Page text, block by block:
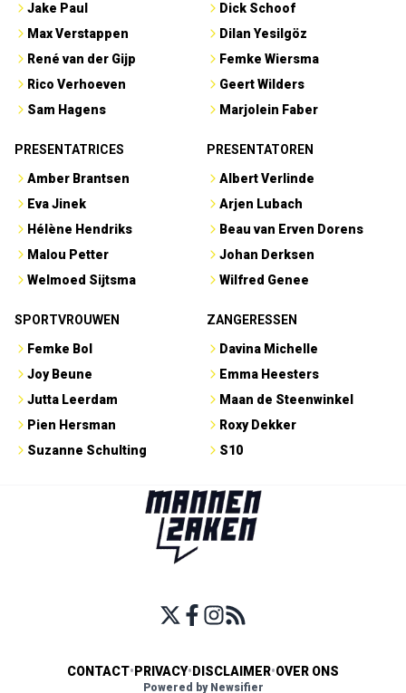
Jake Paul
Max Verstappen
René van der Gijp
Rico Verhoeven
Sam Hagens
Dick Schoof
Dilan Yesilgöz
Femke Wiersma
Geert Wilders
Marjolein Faber
PRESENTATRICES
Amber Brantsen
Eva Jinek
Hélène Hendriks
Malou Petter
Welmoed Sijtsma
PRESENTATOREN
Albert Verlinde
Arjen Lubach
Beau van Erven Dorens
Johan Derksen
Wilfred Genee
SPORTVROUWEN
Femke Bol
Joy Beune
Jutta Leerdam
Pien Hersman
Suzanne Schulting
ZANGERESSEN
Davina Michelle
Emma Heesters
Maan de Steenwinkel
Roxy Dekker
S10
CONTACT• PRIVACY• DISCLAIMER•OVER ONS
Powered by Newsifier